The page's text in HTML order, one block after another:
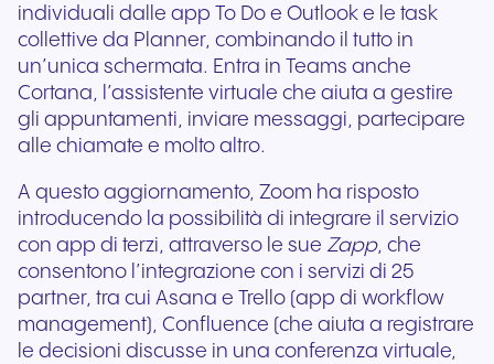
individuali dalle app To Do e Outlook e le task
collettive da Planner, combinando il tutto in
un’unica schermata. Entra in Teams anche
Cortana, l’assistente virtuale che aiuta a gestire
gli appuntamenti, inviare messaggi, partecipare
alle chiamate e molto altro.
A questo aggiornamento, Zoom ha risposto
introducendo la possibilità di integrare il servizio
con app di terzi, attraverso le sue Zapp, che
consentono l’integrazione con i servizi di 25
partner, tra cui Asana e Trello (app di workflow
management), Confluence (che aiuta a registrare
le decisioni discusse in una conferenza virtuale,